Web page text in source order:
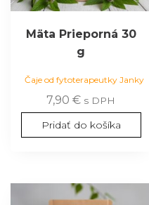
Mäta Prieporná 30
g
Čaje od fytoterapeutky Janky
7,90€ s DPH
Pridať do košíka